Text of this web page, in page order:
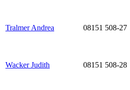
Tralmer Andrea 08151 508-27
Wacker Judith 08151 508-28